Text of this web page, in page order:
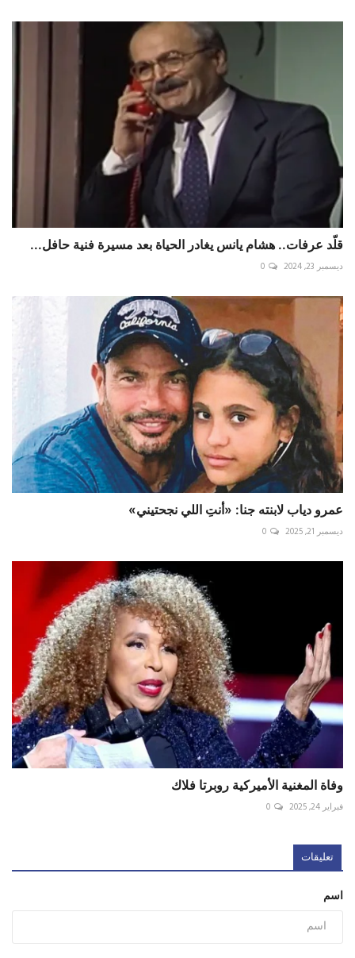
قلّد عرفات.. هشام يانس يغادر الحياة بعد مسيرة فنية حافل...
ديسمبر 23, 2024 0
عمرو دياب لابنته جنا: «أنتِ اللي نجحتيني»
ديسمبر 21, 2025 0
وفاة المغنية الأميركية روبرتا فلاك
فبراير 24, 2025 0
تعليقات
اسم